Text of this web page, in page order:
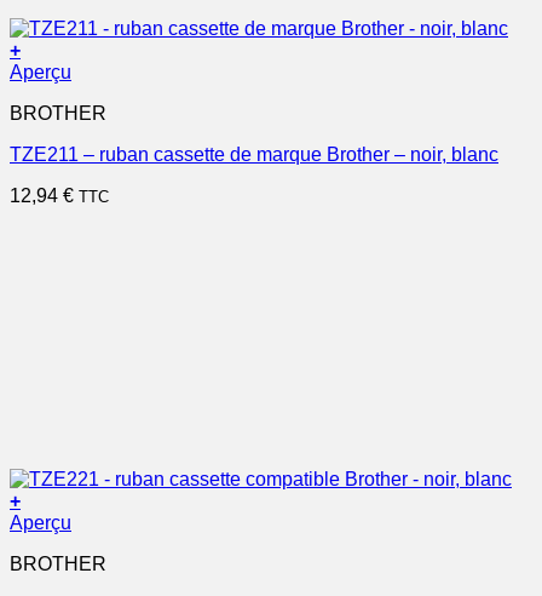
+
Aperçu
BROTHER
TZE211 – ruban cassette de marque Brother – noir, blanc
12,94 € TTC
+
Aperçu
BROTHER